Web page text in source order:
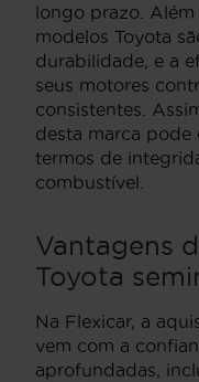
longo prazo. Além
modelos Toyota
durabilidade, e a
seus motores
consistentes.
desta marca pode
termos de
combustível.
Vantagens
Toyota
Na Flexicar, a
vem com a
aprofundadas,